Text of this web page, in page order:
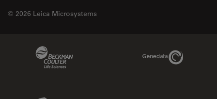
© 2026 Leica Microsystems
Genedata Link